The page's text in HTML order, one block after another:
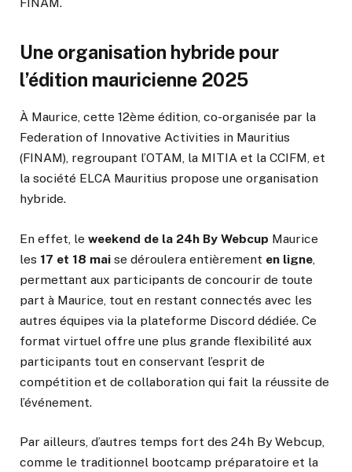
Une organisation hybride pour
l’édition mauricienne 2025
À Maurice, cette 12ème édition, co-organisée par la
Federation of Innovative Activities in Mauritius
(FINAM), regroupant l’OTAM, la MITIA et la CCIFM, et
la société ELCA Mauritius propose une organisation
hybride.
En effet, le weekend de la 24h By Webcup Maurice
les 17 et 18 mai se déroulera entièrement en ligne
permettant aux participants de concourir de toute
part à Maurice, tout en restant connectés avec les
autres équipes via la plateforme Discord dédiée. Ce
format virtuel offre une plus grande flexibilité aux
participants tout en conservant l’esprit de
compétition et de collaboration qui fait la réussite de
l’événement.
Par ailleurs, d’autres temps fort des 24h By Webcup,
comme le traditionnel bootcamp préparatoire et la